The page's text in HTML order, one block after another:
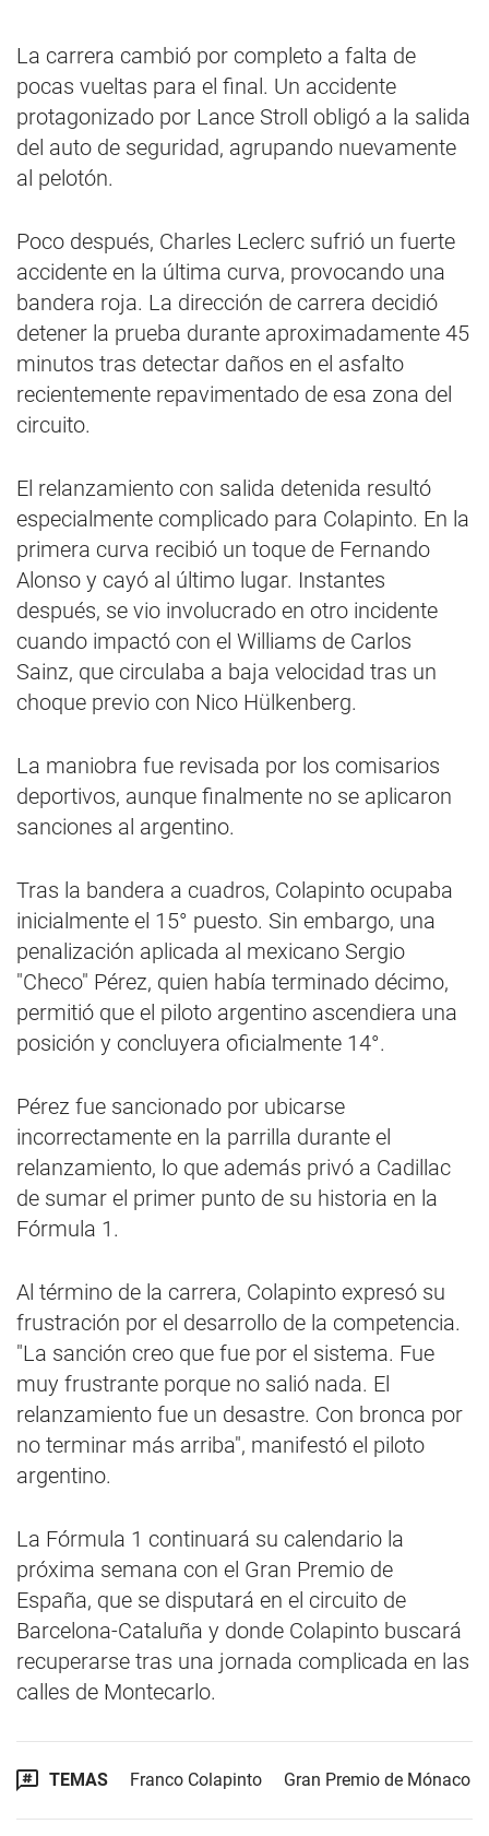
La carrera cambió por completo a falta de
pocas vueltas para el final. Un accidente
protagonizado por Lance Stroll obligó a la salida
del auto de seguridad, agrupando nuevamente
al pelotón.
Poco después, Charles Leclerc sufrió un fuerte
accidente en la última curva, provocando una
bandera roja. La dirección de carrera decidió
detener la prueba durante aproximadamente 45
minutos tras detectar daños en el asfalto
recientemente repavimentado de esa zona del
circuito.
El relanzamiento con salida detenida resultó
especialmente complicado para Colapinto. En la
primera curva recibió un toque de Fernando
Alonso y cayó al último lugar. Instantes
después, se vio involucrado en otro incidente
cuando impactó con el Williams de Carlos
Sainz, que circulaba a baja velocidad tras un
choque previo con Nico Hülkenberg.
La maniobra fue revisada por los comisarios
deportivos, aunque finalmente no se aplicaron
sanciones al argentino.
Tras la bandera a cuadros, Colapinto ocupaba
inicialmente el 15° puesto. Sin embargo, una
penalización aplicada al mexicano Sergio
"Checo" Pérez, quien había terminado décimo,
permitió que el piloto argentino ascendiera una
posición y concluyera oficialmente 14°.
Pérez fue sancionado por ubicarse
incorrectamente en la parrilla durante el
relanzamiento, lo que además privó a Cadillac
de sumar el primer punto de su historia en la
Fórmula 1.
Al término de la carrera, Colapinto expresó su
frustración por el desarrollo de la competencia.
"La sanción creo que fue por el sistema. Fue
muy frustrante porque no salió nada. El
relanzamiento fue un desastre. Con bronca por
no terminar más arriba", manifestó el piloto
argentino.
La Fórmula 1 continuará su calendario la
próxima semana con el Gran Premio de
España, que se disputará en el circuito de
Barcelona-Cataluña y donde Colapinto buscará
recuperarse tras una jornada complicada en las
calles de Montecarlo.
TEMAS Franco Colapinto Gran Premio de Mónaco